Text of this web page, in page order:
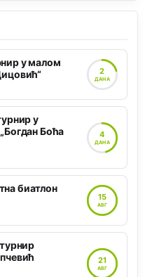
у малом
2
ДАНА
у
Боћа
4
ДАНА
биатлон
15
АВГ
21
АВГ